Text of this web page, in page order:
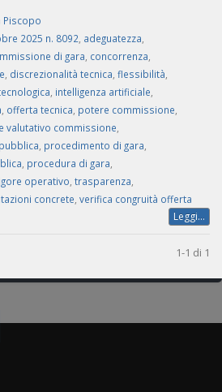
Piscopo
2025 n. 8092 adeguatezza
di gara concorrenza
discrezionalità tecnica flessibilità
intelligenza artificiale
offerta tecnica potere commissione
valutativo commissione
procedimento di gara
procedura di gara
operativo trasparenza
concrete verifica congruità offerta
Leggi...
1-1 di 1